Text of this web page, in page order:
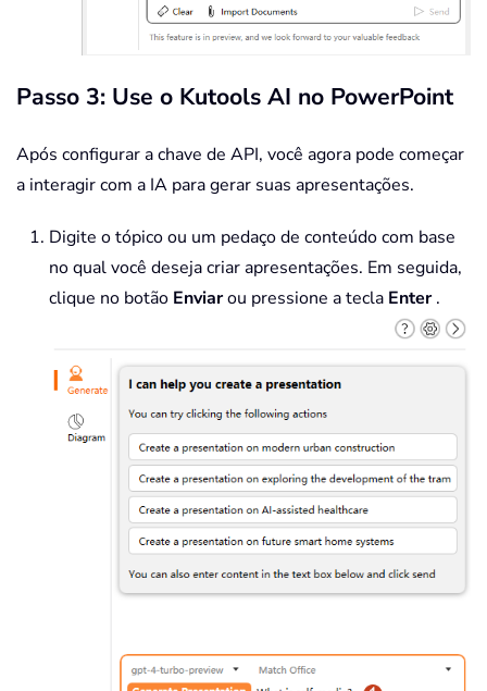
Passo 3: Use o Kutools AI no PowerPoint
Após configurar a chave de API, você agora pode começar
a interagir com a IA para gerar suas apresentações.
Digite o tópico ou um pedaço de conteúdo com base
no qual você deseja criar apresentações. Em seguida,
clique no botão Enviarou pressione a tecla Enter.